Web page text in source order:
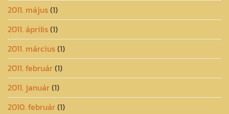
2011. május(1)
2011. április(1)
2011. március(1)
2011. február(1)
2011. január(1)
2010. február(1)